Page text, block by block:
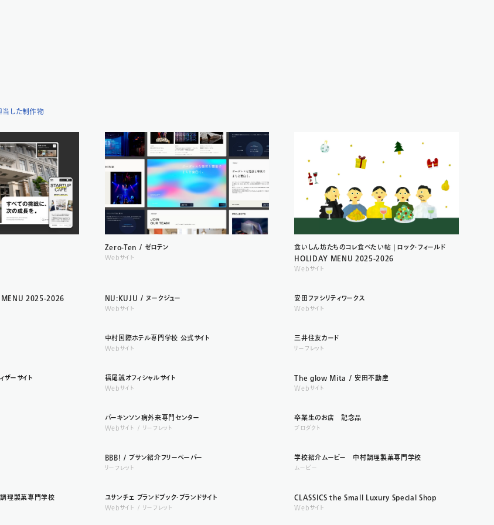
した制作物
Zero-Ten / ゼロテン
Webサイト
食いしん坊たちのコレ食べたい帖 | ロック・フィールド
HOLIDAY MENU 2025-2026
Webサイト
MENU 2025-2026 NU:KUJU / ヌークジュー
Webサイト
安田ファシリティワークス
Webサイト
中村国際ホテル専門学校 公式サイト
Webサイト
三井住友カード
リーフレット
ーサイト 福尾誠オフィシャルサイト
Webサイト
The glow Mita / 安田不動産
Webサイト
パーキンソン病外来専門センター
Webサイト リーフレット
卒業生のお店 記念品
プロダクト
BBB! / プサン紹介フリーペーパー
リーフレット
学校紹介ムービー 中村調理製菓専門学校
ムービー
理製菓専門学校 ユサンチェ ブランドブック・ブランドサイト
Webサイト リーフレット
CLASSICS the Small Luxury Special Shop
Webサイト